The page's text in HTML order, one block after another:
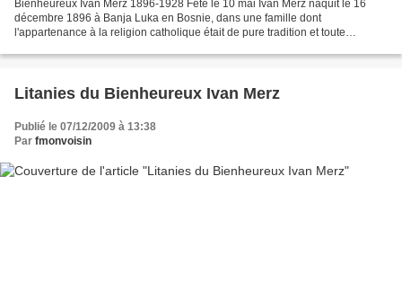
Bienheureux Ivan Merz 1896-1928 Fête le 10 mai Ivan Merz naquit le 16
décembre 1896 à Banja Luka en Bosnie, dans une famille dont
l'appartenance à la religion catholique était de pure tradition et toute
Litanies du Bienheureux Ivan Merz
Publié le 07/12/2009 à 13:38
Par fmonvoisin